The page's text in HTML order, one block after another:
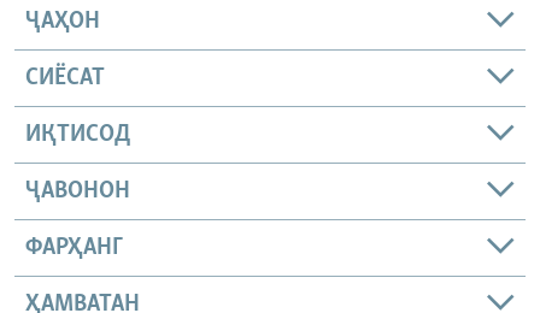
ҶАҲОН
СИЁСАТ
ИҚТИСОД
ҶАВОНОН
ФАРҲАНГ
ҲАМВАТАН